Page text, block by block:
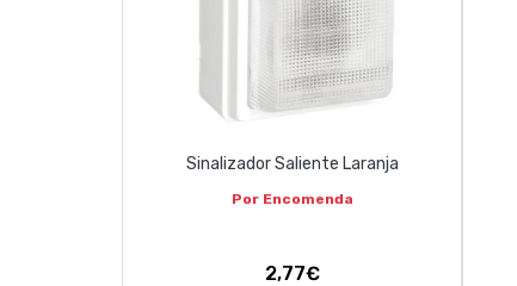
Sinalizador Saliente Laranja
Por Encomenda
2,77€